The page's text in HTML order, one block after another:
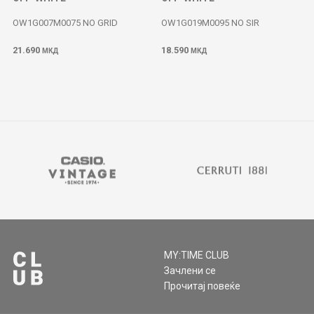
OW1G007M0075 NO GRID
21.690 МКД
OW1G019M0095 NO SIR
18.590 МКД
MY:TIME CLUB
Зачлени се
Прочитај повеќе